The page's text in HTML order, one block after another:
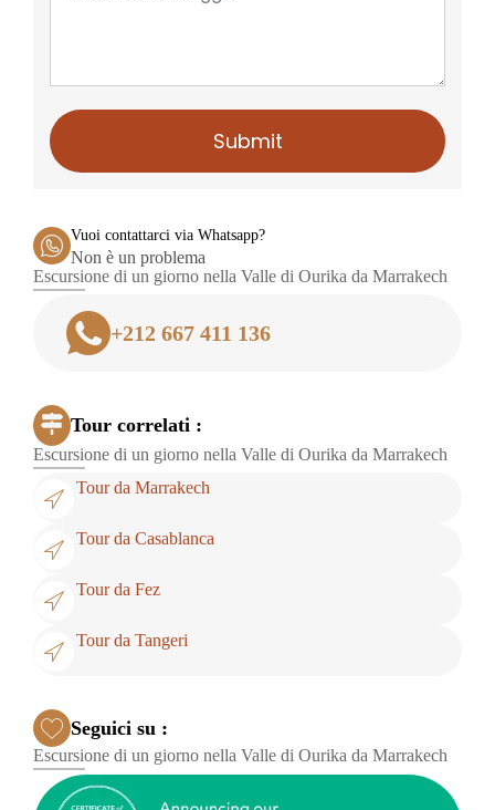
Submit
Vuoi contattarci via Whatsapp?
Non è un problema
Escursione di un giorno nella Valle di Ourika da Marrakech
+212 667 411 136
Tour correlati :
Escursione di un giorno nella Valle di Ourika da Marrakech
Tour da Marrakech
Tour da Casablanca
Tour da Fez
Tour da Tangeri
Seguici su :
Escursione di un giorno nella Valle di Ourika da Marrakech